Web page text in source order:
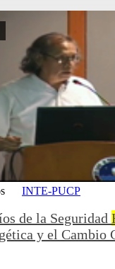
INTE-PUCP
de la Seguridad
y el Cambio